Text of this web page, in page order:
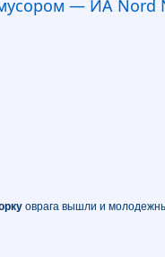
— ИА Nord
оврага вышли и